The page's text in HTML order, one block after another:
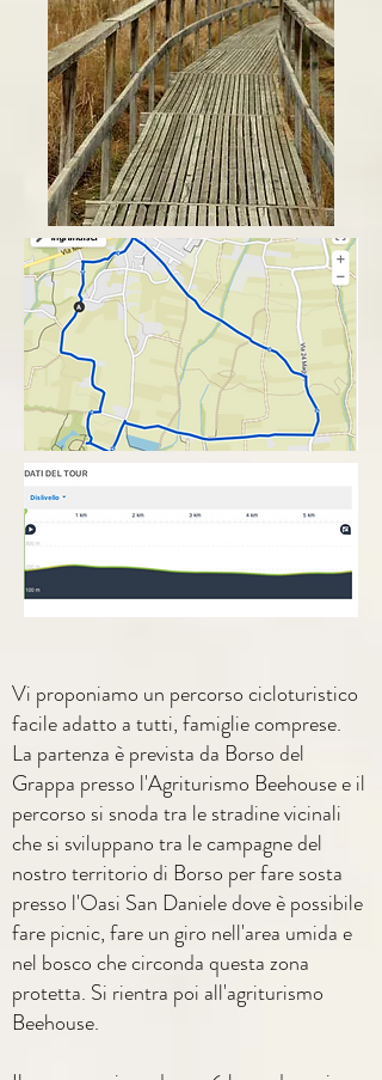
Vi proponiamo un percorso cicloturistico
facile adatto a tutti, famiglie comprese.
La partenza è prevista da Borso del
Grappa presso l'Agriturismo Beehouse e il
percorso si snoda tra le stradine vicinali
che si sviluppano tra le campagne del
nostro territorio di Borso per fare sosta
presso l'Oasi San Daniele dove è possibile
fare picnic, fare un giro nell'area umida e
nel bosco che circonda questa zona
protetta. Si rientra poi all'agriturismo
Beehouse.